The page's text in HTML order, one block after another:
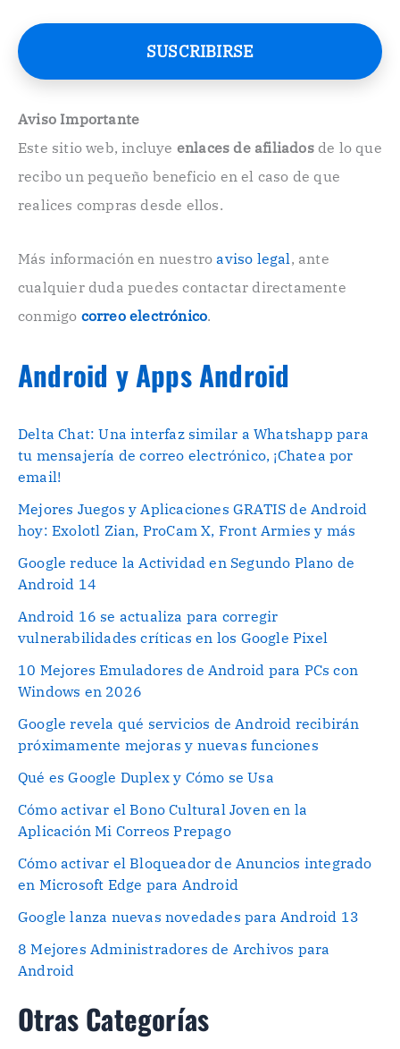
e
o
e
t
ó
n
o
.
SUSCRIBIRSE
Aviso Importante
Este sitio web, incluye enlaces de afiliadosde lo que
recibo un pequeño beneficio en el caso de que
realices compras desde ellos.
Más información en nuestroaviso legal , ante
cualquier duda puedes contactar directamente
conmigo correo electrónico.
Android y Apps Android
Delta Chat: Una interfaz similar a Whatshapp para
tu mensajería de correo electrónico, ¡Chatea por
email!
Mejores Juegos y Aplicaciones GRATIS de Android
hoy: Exolotl Zian, ProCam X, Front Armies y más
Google reduce la Actividad en Segundo Plano de
Android 14
Android 16 se actualiza para corregir
vulnerabilidades críticas en los Google Pixel
10 Mejores Emuladores de Android para PCs con
Windows en 2026
Google revela qué servicios de Android recibirán
próximamente mejoras y nuevas funciones
Qué es Google Duplex y Cómo se Usa
Cómo activar el Bono Cultural Joven en la
Aplicación Mi Correos Prepago
Cómo activar el Bloqueador de Anuncios integrado
en Microsoft Edge para Android
Google lanza nuevas novedades para Android 13
8 Mejores Administradores de Archivos para
Android
Otras Categorías